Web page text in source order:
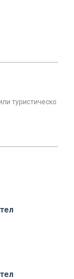
туристическо